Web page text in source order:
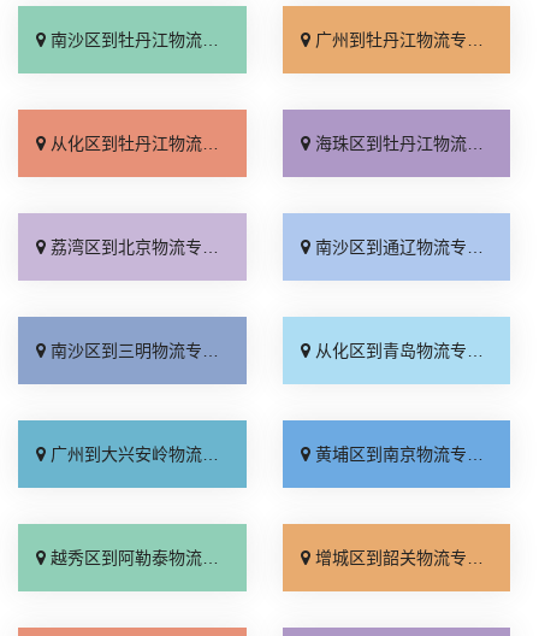
南沙区到牡丹江物流专线_实时跟踪 「整车配货」 广州到牡丹江物流专线_多少公里「放心物流」
从化区到牡丹江物流专线_几天到达「价格实惠」 海珠区到牡丹江物流专线_准时到货「运费多少」
荔湾区到北京物流专线_要几天到「定点发车」 南沙区到通辽物流专线_多少公里「专线直达」
南沙区到三明物流专线_天天发车「一站式托运」 从化区到青岛物流专线_门到门配送「高效快运」
广州到大兴安岭物流专线_多久时间「运保时效」 黄埔区到南京物流专线_合同承运「全程无虑」
越秀区到阿勒泰物流专线_随叫随到「服务周到」 增城区到韶关物流专线_几天到达「无需中转」